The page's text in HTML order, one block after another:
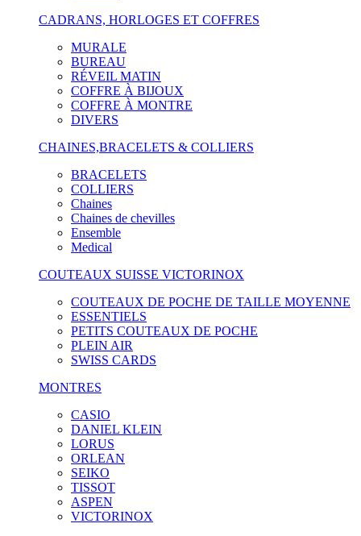
CADRANS, HORLOGES ET COFFRES
MURALE
BUREAU
RÉVEIL MATIN
COFFRE À BIJOUX
COFFRE À MONTRE
DIVERS
CHAINES,BRACELETS & COLLIERS
BRACELETS
COLLIERS
Chaines
Chaines de chevilles
Ensemble
Medical
COUTEAUX SUISSE VICTORINOX
COUTEAUX DE POCHE DE TAILLE MOYENNE
ESSENTIELS
PETITS COUTEAUX DE POCHE
PLEIN AIR
SWISS CARDS
MONTRES
CASIO
DANIEL KLEIN
LORUS
ORLEAN
SEIKO
TISSOT
ASPEN
VICTORINOX